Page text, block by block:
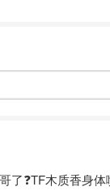
美宝莲眼唇卸妆
很便宜很好卸，
了。美宝莲卸妆
美宝莲推荐
了❓TF木质香身体